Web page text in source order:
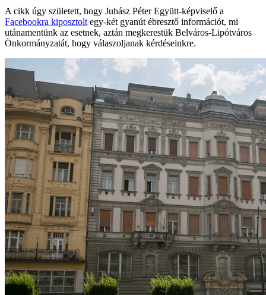
A cikk úgy született, hogy Juhász Péter Együtt-képviselő a
Facebookra kiposztolt egy-két gyanút ébresztő információt, mi
utánamentünk az esetnek, aztán megkerestük Belváros-Lipótváros
Önkormányzatát, hogy válaszoljanak kérdéseinkre.